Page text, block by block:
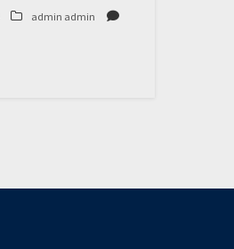
admin admin